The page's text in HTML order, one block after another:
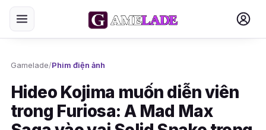
Gamelade/Phim điện ảnh
Hideo Kojima muốn diễn viên
trong Furiosa: A Mad Max